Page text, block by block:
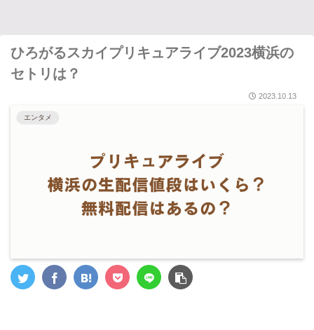
ひろがるスカイプリキュアライブ2023横浜の
セトリは？
2023.10.13
エンタメ